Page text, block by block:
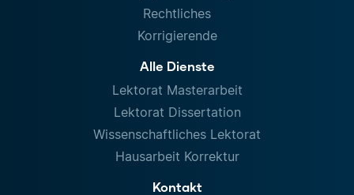
Rechtliches
Korrigierende
Alle Dienste
Lektorat Masterarbeit
Lektorat Dissertation
Wissenschaftliches Lektorat
Hausarbeit Korrektur
Kontakt